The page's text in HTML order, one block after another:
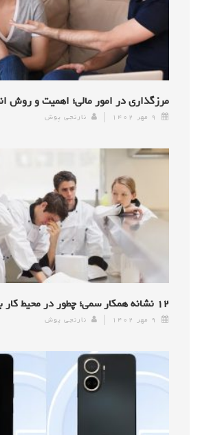
مرزگذاری در امور مالی؛ اهمیت و روش
۹ مهر ۱۴۰۲ نارنجی پوش
۱۲ نشانه همکار سمی؛ چطور در محیط کار با او برخورد کنیم؟
۹ مهر ۱۴۰۲ نارنجی پوش